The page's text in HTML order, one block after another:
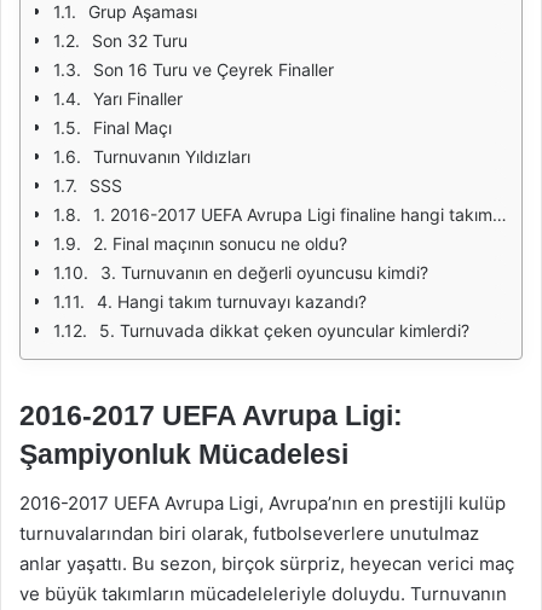
Grup Aşaması
Son 32 Turu
Son 16 Turu ve Çeyrek Finaller
Yarı Finaller
Final Maçı
Turnuvanın Yıldızları
SSS
1. 2016-2017 UEFA Avrupa Ligi finaline hangi takımlar katıldı?
2. Final maçının sonucu ne oldu?
3. Turnuvanın en değerli oyuncusu kimdi?
4. Hangi takım turnuvayı kazandı?
5. Turnuvada dikkat çeken oyuncular kimlerdi?
2016-2017 UEFA Avrupa Ligi:
Şampiyonluk Mücadelesi
2016-2017 UEFA Avrupa Ligi, Avrupa’nın en prestijli kulüp
turnuvalarından biri olarak, futbolseverlere unutulmaz
anlar yaşattı. Bu sezon, birçok sürpriz, heyecan verici maç
ve büyük takımların mücadeleleriyle doluydu. Turnuvanın